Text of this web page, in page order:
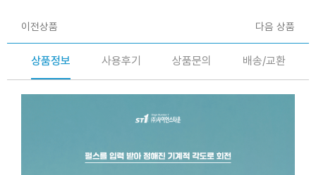
이전상품 다음 상품
상품정보 사용후기 상품문의 배송/교환